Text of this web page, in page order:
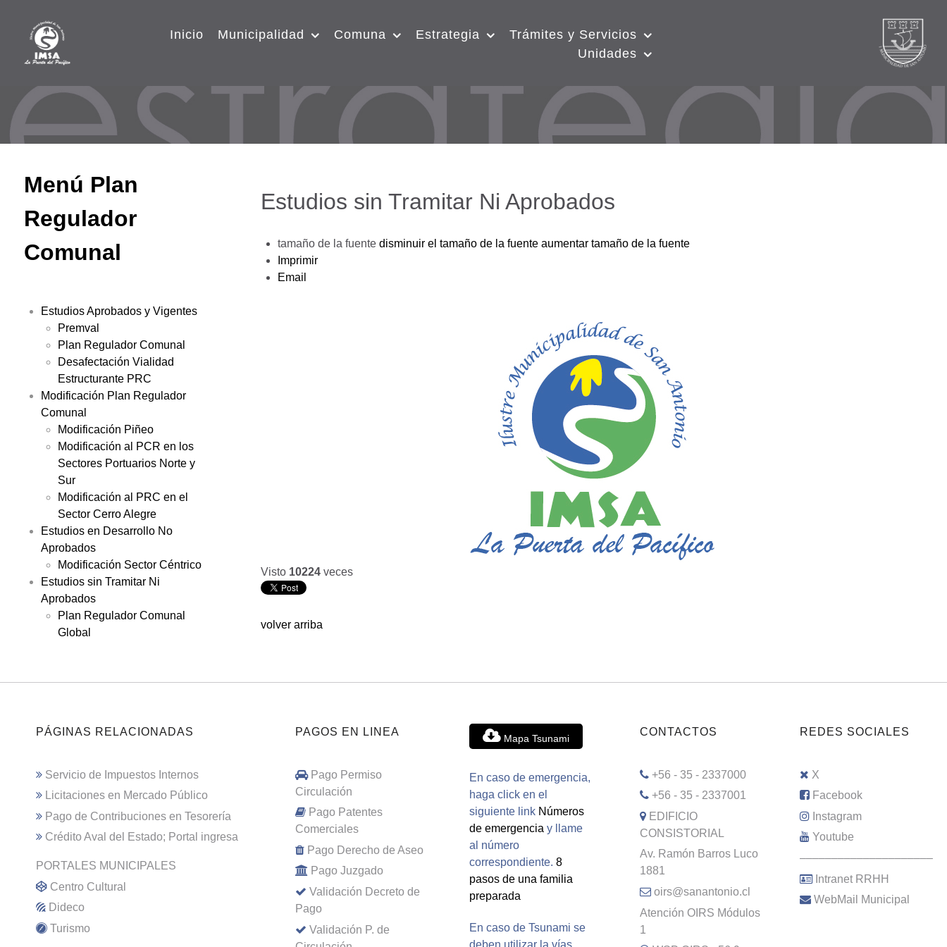
Inicio Municipalidad Comuna Estrategia
Trámites y Servicios
Unidades
Menú Plan
Regulador
Comunal
Estudios Aprobados y Vigentes
Premval
Plan Regulador Comunal
Desafectación Vialidad
Estructurante PRC
Modificación Plan Regulador
Comunal
Modificación Piñeo
Modificación al PCR en los
Sectores Portuarios Norte y
Sur
Modificación al PRC en el
Sector Cerro Alegre
Estudios en Desarrollo No
Aprobados
Modificación Sector Céntrico
Estudios sin Tramitar Ni
Aprobados
Plan Regulador Comunal
Global
Estudios sin Tramitar Ni Aprobados
tamaño de la fuente disminuir el tamaño de la fuente aumentar tamaño de la fuente
Imprimir
Email
Visto 10224 veces
volver arriba
PÁGINAS RELACIONADAS
Servicio de Impuestos Internos
Licitaciones en Mercado Público
Pago de Contribuciones en Tesorería
Crédito Aval del Estado; Portal ingresa
PORTALES MUNICIPALES
Centro Cultural
Dideco
Turismo
PAGOS EN LINEA
Pago Permiso
Circulación
Pago Patentes
Comerciales
Pago Derecho de Aseo
Pago Juzgado
Validación Decreto de
Pago
Validación P. de
Mapa Tsunami
En caso de emergencia,
haga click en el
siguiente link Números
de emergencia y llame
al número
correspondiente. 8
pasos de una familia
preparada
En caso de Tsunami se
deben utilizar la vías
CONTACTOS
+56 - 35 - 2337000
+56 - 35 - 2337001
EDIFICIO
CONSISTORIAL
Av. Ramón Barros Luco
1881
oirs@sanantonio.cl
Atención OIRS Módulos
1
REDES SOCIALES
X
Facebook
Instagram
Youtube
–––––––––––––––––––––
Intranet RRHH
WebMail Municipal